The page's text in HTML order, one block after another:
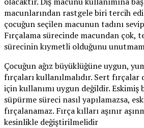
macunlarından rastgele biri tercih
çocuğun seçilen macunun tadını
Fırçalama sürecinde macundan çok,
sürecinin kıymetli olduğunu
Çocuğun ağız büyüklüğüne uygun,
fırçaları kullanılmalıdır. Sert fırçalar
için kullanımı uygun değildir. Eskimiş
süpürme süreci nasıl yapılamazsa,
fırçalanamaz. Fırça kılları aşınır
kesinlikle değiştirilmelidir